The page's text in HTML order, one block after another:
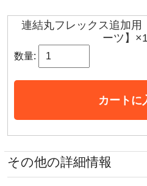
連結丸フレックス追加用
ーツ】
数量:
カートに
その他の詳細情報